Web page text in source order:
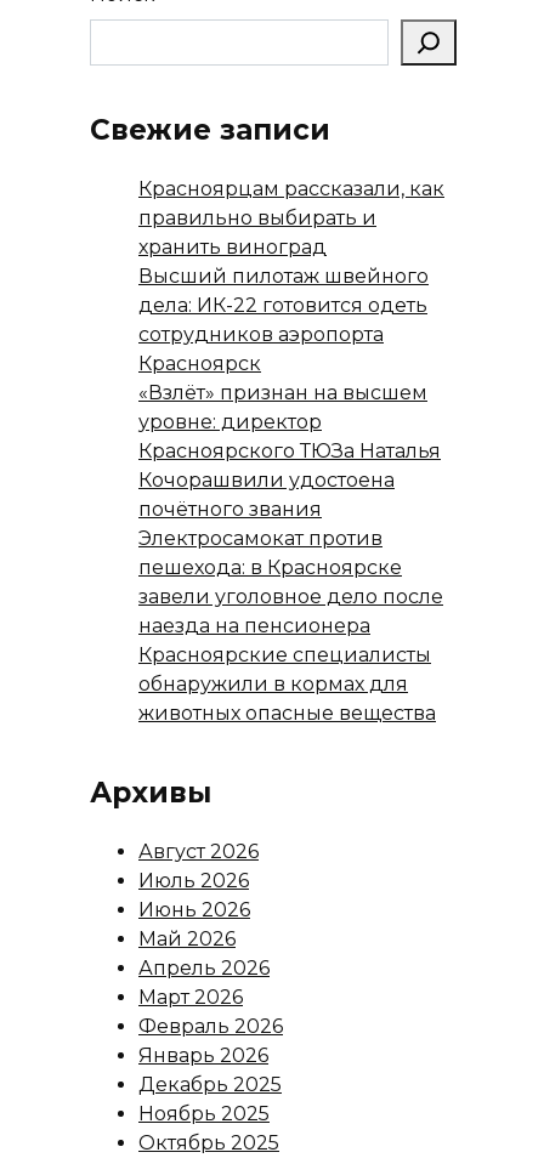
Свежие записи
Красноярцам рассказали, как
правильно выбирать и
хранить виноград
Высший пилотаж швейного
дела: ИК-22 готовится одеть
сотрудников аэропорта
Красноярск
«Взлёт» признан на высшем
уровне: директор
Красноярского ТЮЗа Наталья
Кочорашвили удостоена
почётного звания
Электросамокат против
пешехода: в Красноярске
завели уголовное дело после
наезда на пенсионера
Красноярские специалисты
обнаружили в кормах для
животных опасные вещества
Архивы
Август 2026
Июль 2026
Июнь 2026
Май 2026
Апрель 2026
Март 2026
Февраль 2026
Январь 2026
Декабрь 2025
Ноябрь 2025
Октябрь 2025